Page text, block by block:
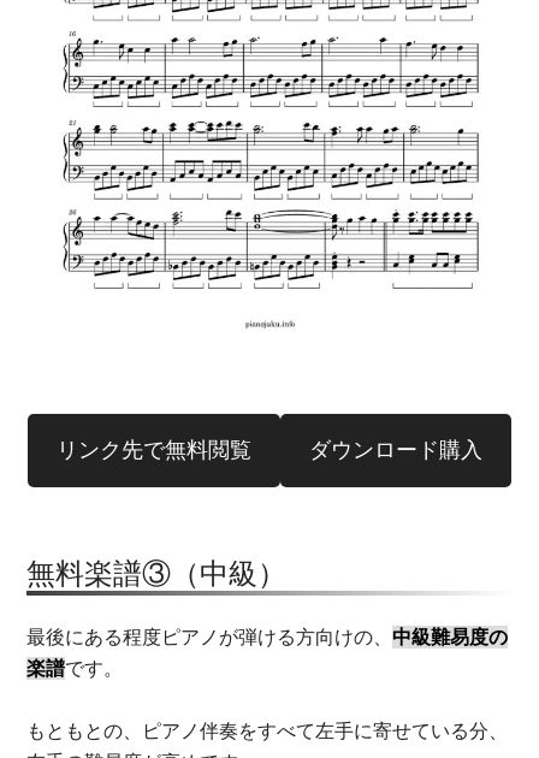
リンク先で無料閲覧 ダウンロード購入
無料楽譜③（中級）
最後にある程度ピアノが弾ける方向けの、中級難易度の
楽譜です。
もともとの、ピアノ伴奏をすべて左手に寄せている分、